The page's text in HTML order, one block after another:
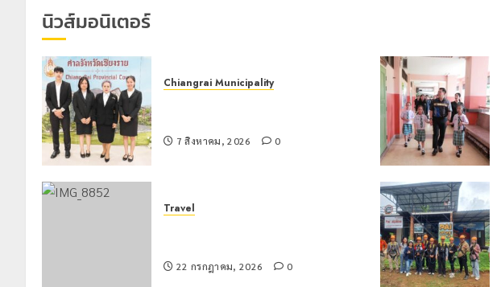
นิวส์มอนิเตอร์
Chiangrai Municipality
7 สิงหาคม, 2026 0
Travel
22 กรกฎาคม, 2026 0